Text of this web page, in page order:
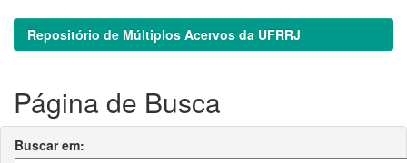
Repositório de Múltiplos Acervos da UFRRJ
Página de Busca
Buscar em: